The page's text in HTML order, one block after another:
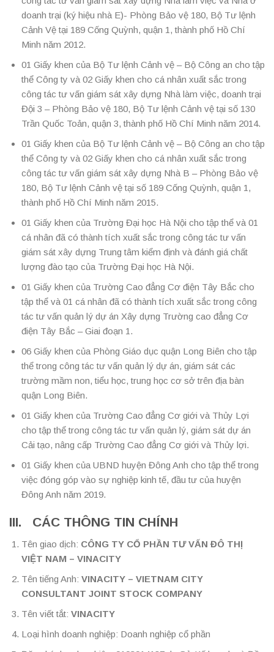
doanh trại (ký hiệu nhà E)- Phòng Bảo vệ 180, Bộ Tư lệnh
Cảnh Vệ tại 189 Cống Quỳnh, quận 1, thành phố Hồ Chí
Minh năm 2012.
01 Giấy khen của Bộ Tư lệnh Cảnh vệ – Bộ Công an cho tập
thể Công ty và 02 Giấy khen cho cá nhân xuất sắc trong
công tác tư vấn giám sát xây dựng Nhà làm việc, doanh trại
Đội 3 – Phòng Bảo vệ 180, Bộ Tư lệnh Cảnh vệ tại số 130
Trần Quốc Toản, quận 3, thành phố Hồ Chí Minh năm 2014.
01 Giấy khen của Bộ Tư lệnh Cảnh vệ – Bộ Công an cho tập
thể Công ty và 02 Giấy khen cho cá nhân xuất sắc trong
công tác tư vấn giám sát xây dựng Nhà B – Phòng Bảo vệ
180, Bộ Tư lệnh Cảnh vệ tại số 189 Cống Quỳnh, quận 1,
thành phố Hồ Chí Minh năm 2015.
01 Giấy khen của Trường Đại học Hà Nội cho tập thể và 01
cá nhân đã có thành tích xuất sắc trong công tác tư vấn
giám sát xây dựng Trung tâm kiểm định và đánh giá chất
lượng đào tạo của Trường Đại học Hà Nội.
01 Giấy khen của Trường Cao đẳng Cơ điện Tây Bắc cho
tập thể và 01 cá nhân đã có thành tích xuất sắc trong công
tác tư vấn quản lý dự án Xây dựng Trường cao đẳng Cơ
điện Tây Bắc – Giai đoạn 1.
06 Giấy khen của Phòng Giáo dục quận Long Biên cho tập
thể trong công tác tư vấn quản lý dự án, giám sát các
trường mầm non, tiểu học, trung học cơ sở trên địa bàn
quận Long Biên.
01 Giấy khen của Trường Cao đẳng Cơ giới và Thủy Lợi
cho tập thể trong công tác tư vấn quản lý, giám sát dự án
Cải tạo, nâng cấp Trường Cao đẳng Cơ giới và Thủy lợi.
01 Giấy khen của UBND huyện Đông Anh cho tập thể trong
việc đóng góp vào sự nghiệp kinh tế, đầu tư của huyện
Đông Anh năm 2019.
III. CÁC THÔNG TIN CHÍNH
Tên giao dịch: CÔNG TY CỔ PHẦN TƯ VẤN ĐÔ THỊ
VIỆT NAM – VINACITY
Tên tiếng Anh: VINACITY – VIETNAM CITY
CONSULTANT JOINT STOCK COMPANY
Tên viết tắt: VINACITY
Loại hình doanh nghiệp: Doanh nghiệp cổ phần